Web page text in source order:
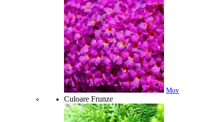
Mov
Culoare Frunze